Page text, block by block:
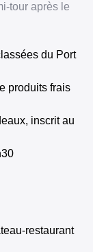
tour après le
restaurant